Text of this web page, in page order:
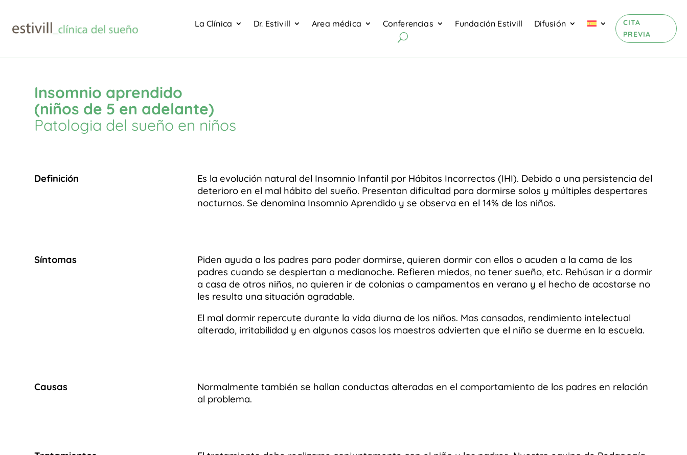
La Clínica Dr. Estivill Area médica Conferencias Fundación Estivill Difusión
CITA
PREVIA
Insomnio aprendido
(niños de 5 en adelante)
Patologia del sueño en niños
Definición
Es la evolución natural del Insomnio Infantil por Hábitos Incorrectos (IHI). Debido a una persistencia del
deterioro en el mal hábito del sueño. Presentan dificultad para dormirse solos y múltiples despertares
nocturnos. Se denomina Insomnio Aprendido y se observa en el 14% de los niños.
Síntomas
Piden ayuda a los padres para poder dormirse, quieren dormir con ellos o acuden a la cama de los
padres cuando se despiertan a medianoche. Refieren miedos, no tener sueño, etc. Rehúsan ir a dormir
a casa de otros niños, no quieren ir de colonias o campamentos en verano y el hecho de acostarse no
les resulta una situación agradable.
El mal dormir repercute durante la vida diurna de los niños. Mas cansados, rendimiento intelectual
alterado, irritabilidad y en algunos casos los maestros advierten que el niño se duerme en la escuela.
Causas
Normalmente también se hallan conductas alteradas en el comportamiento de los padres en relación
al problema.